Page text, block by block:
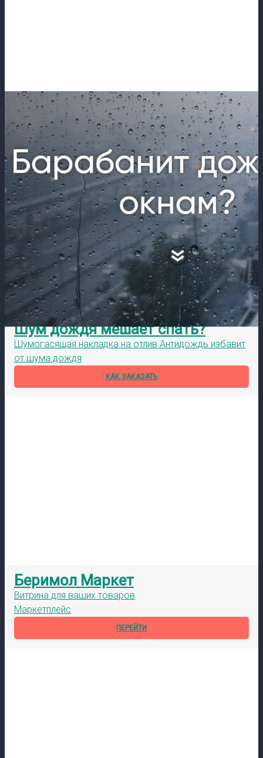
Шум дождя мешает спать?
Шумогасящая накладка на отлив Антидождь избавит
от шума дождя
КАК ЗАКАЗАТЬ
Беримол Маркет
Витрина для ваших товаров
Маркетплейс
ПЕРЕЙТИ